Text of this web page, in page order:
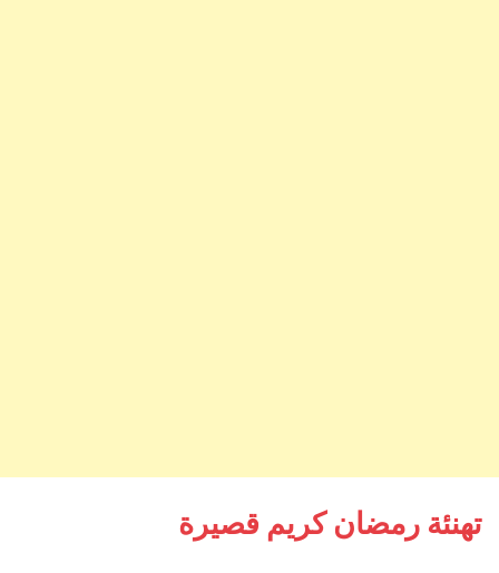
تهنئة رمضان كريم قصيرة